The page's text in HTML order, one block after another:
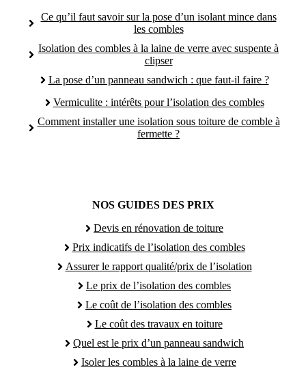
Ce qu’il faut savoir sur la pose d’un isolant mince dans
les combles
Isolation des combles à la laine de verre avec suspente à
clipser
La pose d’un panneau sandwich : que faut-il faire ?
Vermiculite : intérêts pour l’isolation des combles
Comment installer une isolation sous toiture de comble à
fermette ?
NOS GUIDES DES PRIX
Devis en rénovation de toiture
Prix indicatifs de l’isolation des combles
Assurer le rapport qualité/prix de l’isolation
Le prix de l’isolation des combles
Le coût de l’isolation des combles
Le coût des travaux en toiture
Quel est le prix d’un panneau sandwich
Isoler les combles à la laine de verre